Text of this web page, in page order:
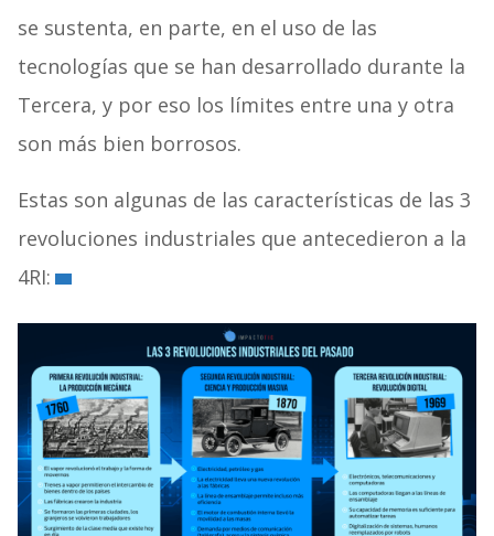
se sustenta, en parte, en el uso de las
tecnologías que se han desarrollado durante la
Tercera, y por eso los límites entre una y otra
son más bien borrosos.
Estas son algunas de las características de las 3
revoluciones industriales que antecedieron a la
4RI: